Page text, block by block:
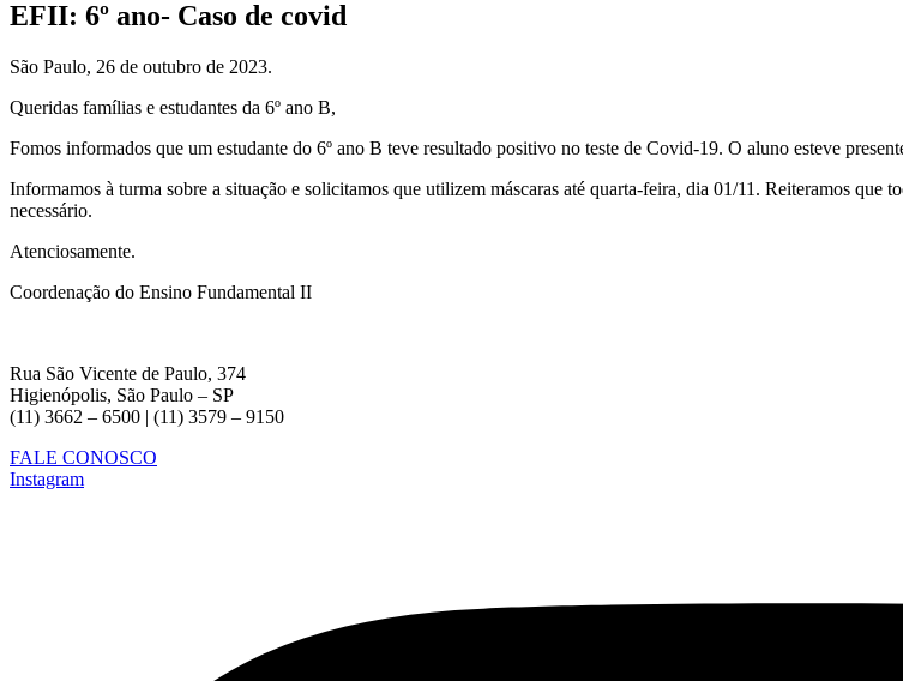
EFII: 6º ano- Caso de covid
São Paulo, 26 de outubro de 2023.
Queridas famílias e estudantes da 6º ano B,
Fomos informados que um estudante do 6º ano B teve resultado positivo no teste de Covid-19. O aluno esteve
Informamos à turma sobre a situação e solicitamos que utilizem máscaras até quarta-feira, dia 01/11. Reiteramos que
necessário.
Atenciosamente.
Coordenação do Ensino Fundamental II
Rua São Vicente de Paulo, 374
Higienópolis, São Paulo – SP
(11) 3662 – 6500 | (11) 3579 – 9150
FALE CONOSCO
Instagram